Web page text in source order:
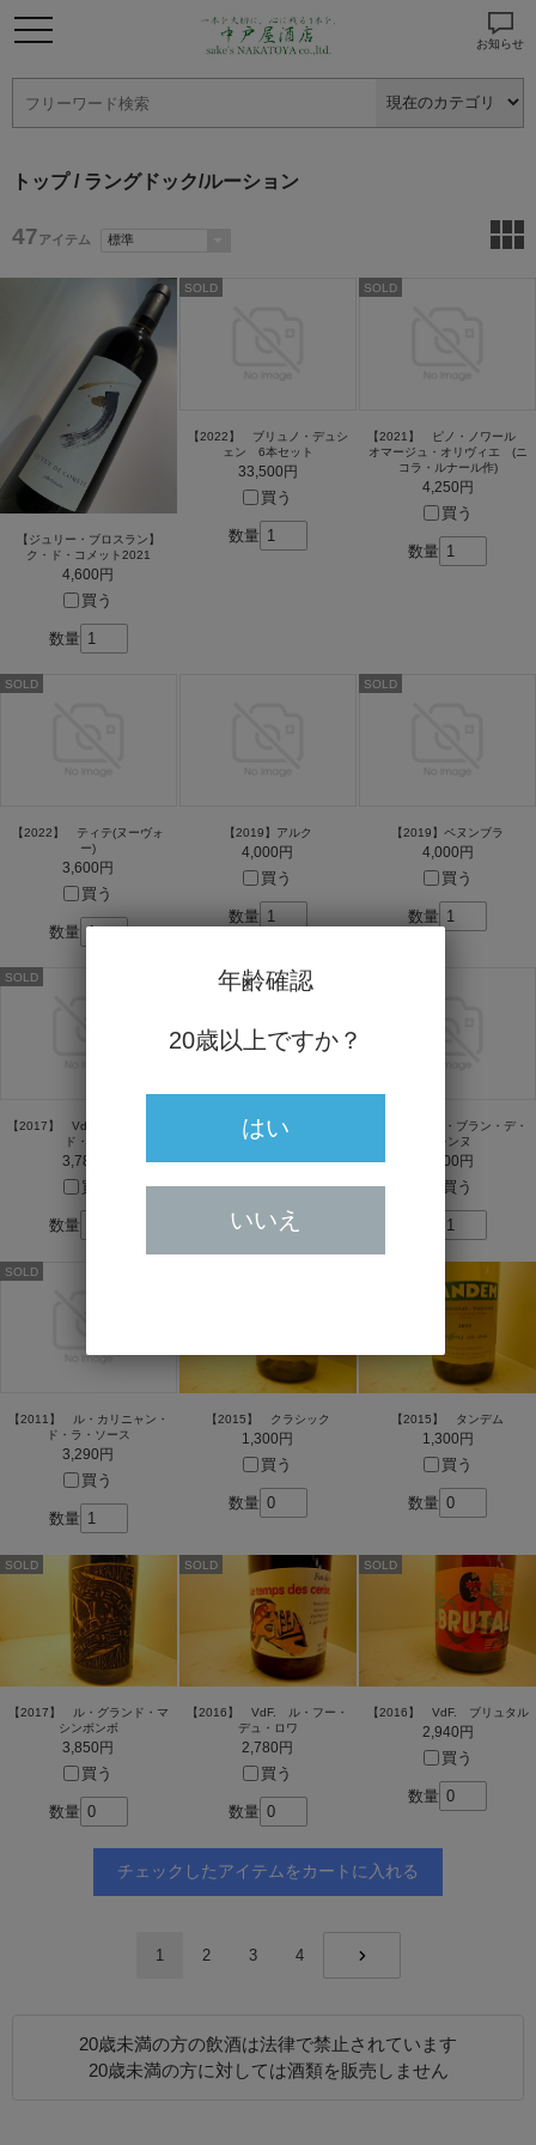
お知らせ
トップ/ ラングドック/ルーション
47アイテム
【ジュリー・ブロスラン】
ク・ド・コメット2021
4,600円
買う
数量
SOLD
【2022】 ブリュノ・デュシ
ェン 6本セット
33,500円
買う
数量
SOLD
【2021】 ピノ・ノワール
オマージュ・オリヴィエ (ニ
コラ・ルナール作)
4,250円
買う
数量
SOLD
【2022】 ティテ(ヌーヴォ
ー)
3,600円
買う
数量
【2019】アルク
4,000円
買う
数量
SOLD
【2019】ペヌンブラ
4,000円
買う
数量
SOLD
【2017】 VdF. アン・パ・
ド・コテ
3,780円
買う
数量
SOLD
【2018】 マレ・バス
数量
【2011】 ル・ブラン・デ・
ガレンヌ
3,600円
買う
SOLD
【2011】 ル・カリニャン・
ド・ラ・ソース
3,290円
買う
数量
【2015】 クラシック
1,300円
買う
数量
【2015】 タンデム
1,300円
買う
数量
SOLD
【2017】 ル・グランド・マ
シンボンボ
3,850円
買う
数量
SOLD
【2016】 VdF. ル・フー・
デュ・ロワ
2,780円
買う
数量
SOLD
【2016】 VdF. ブリュタル
2,940円
買う
数量
1 2 3
4
20歳未満の方の飲酒は法律で禁止されています
20歳未満の方に対しては酒類を販売しません
年齢確認
20歳以上ですか？
はい
いいえ